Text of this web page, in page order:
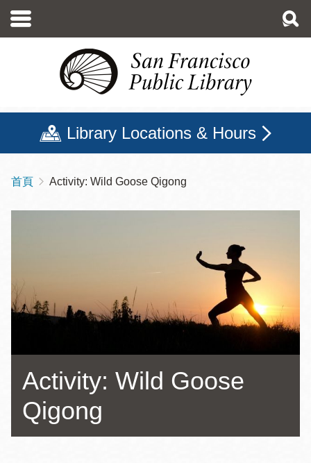
至
Library Locations & Hours
導
航
首頁 Activity: Wild Goose Qigong
Activity: Wild Goose
Qigong